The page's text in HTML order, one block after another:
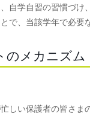
自学自習の習慣づ
で、当該学年で必要
のメカニズム
しい保護者の皆さ